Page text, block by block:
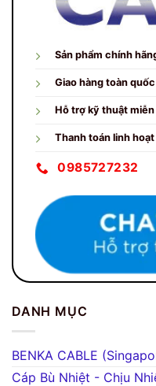
Sản phẩm chính
Giao hàng toàn quốc
Hỗ trợ kỹ thuật miễn
Thanh toán linh hoạt
0985727232
DANH MỤC
BENKA CABLE
Cáp Bù Nhiệt - Chịu